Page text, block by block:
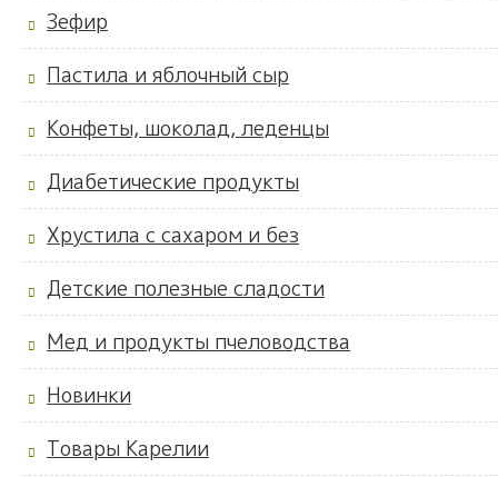
Зефир
Пастила и яблочный сыр
Конфеты, шоколад, леденцы
Диабетические продукты
Хрустила с сахаром и без
Детские полезные сладости
Мед и продукты пчеловодства
Новинки
Товары Карелии